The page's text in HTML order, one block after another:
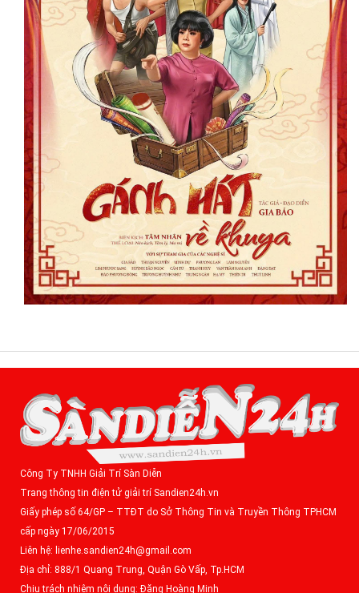
Công Ty TNHH Giải Trí Sàn Diễn
Trang thông tin điện tử giải trí Sandien24h.vn
Giấy phép số 64/GP – TTĐT do Sở Thông Tin và Truyền Thông TPHCM
cấp ngày 17/06/2015
Liên hệ: lienhe.sandien24h@gmail.com
Địa chỉ: 888/1 Quang Trung, Quận Gò Vấp, Tp.HCM
Chịu trách nhiệm nội dung: Đặng Hoàng Minh